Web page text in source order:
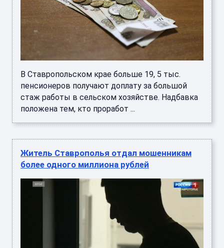
В Ставропольском крае больше 19, 5 тыс.
пенсионеров получают доплату за большой
стаж работы в сельском хозяйстве. Надбавка
положена тем, кто проработ ...
Житель Ставрополья отдал мошенникам
более одного миллиона рублей